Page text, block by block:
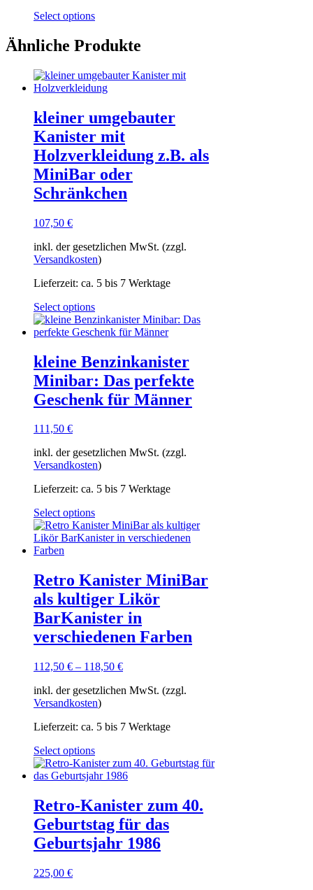
Select options
Ähnliche Produkte
kleiner umgebauter
Kanister mit
Holzverkleidung z.B. als
MiniBar oder
Schränkchen
107,50 €
inkl. der gesetzlichen MwSt. (zzgl.
Versandkosten)
Lieferzeit: ca. 5 bis 7 Werktage
Select options
kleine Benzinkanister
Minibar: Das perfekte
Geschenk für Männer
111,50 €
inkl. der gesetzlichen MwSt. (zzgl.
Versandkosten)
Lieferzeit: ca. 5 bis 7 Werktage
Select options
Retro Kanister MiniBar
als kultiger Likör
BarKanister in
verschiedenen Farben
112,50 € – 118,50 €
inkl. der gesetzlichen MwSt. (zzgl.
Versandkosten)
Lieferzeit: ca. 5 bis 7 Werktage
Select optionsDieses
Produkt
weist
Varianten
auf.
Die
Optionen
können
Retro-Kanister zum 40.
Geburtstag für das
Geburtsjahr 1986
225,00 €